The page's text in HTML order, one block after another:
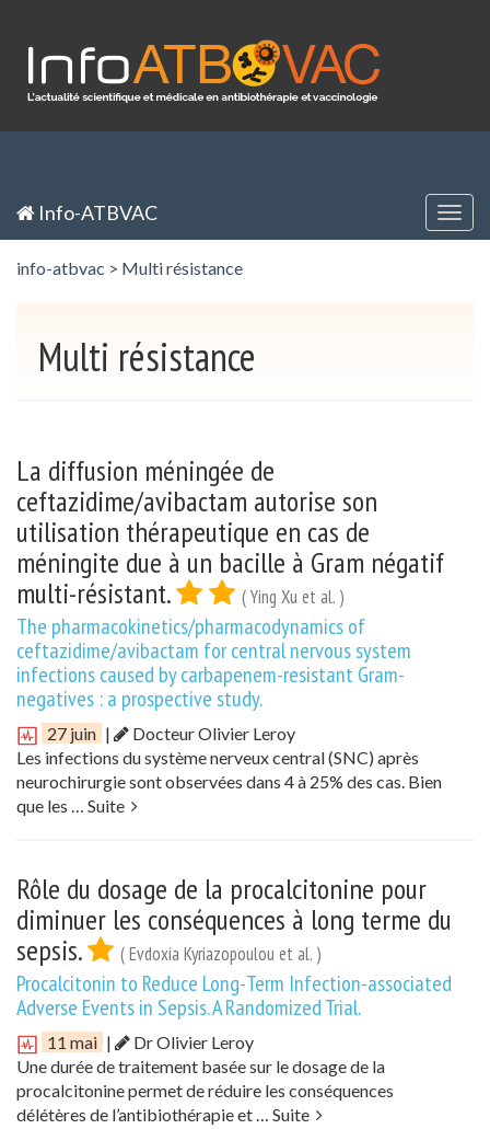
Info-ATBVAC
info-atbvac > Multi résistance
Multi résistance
La diffusion méningée de
ceftazidime/avibactam autorise son
utilisation thérapeutique en cas de
méningite due à un bacille à Gram négatif
multi-résistant.
( Ying Xu et al. )
The pharmacokinetics/pharmacodynamics of
ceftazidime/avibactam for central nervous system
infections caused by carbapenem-resistant Gram-
negatives : a prospective study.
27 juin |
Docteur Olivier Leroy
Les infections du système nerveux central (SNC) après
neurochirurgie sont observées dans 4 à 25% des cas. Bien
que les … Suite
Rôle du dosage de la procalcitonine pour
diminuer les conséquences à long terme du
sepsis.
( Evdoxia Kyriazopoulou et al. )
Procalcitonin to Reduce Long-Term Infection-associated
Adverse Events in Sepsis. A Randomized Trial.
11 mai |
Dr Olivier Leroy
Une durée de traitement basée sur le dosage de la
procalcitonine permet de réduire les conséquences
délétères de l’antibiothérapie et … Suite